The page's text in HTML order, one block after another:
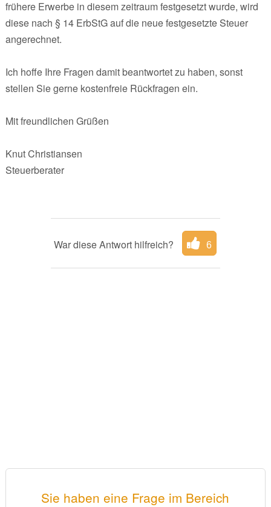
frühere Erwerbe in diesem zeitraum festgesetzt wurde, wird
diese nach § 14 ErbStG auf die neue festgesetzte Steuer
angerechnet.
Ich hoffe Ihre Fragen damit beantwortet zu haben, sonst
stellen Sie gerne kostenfreie Rückfragen ein.
Mit freundlichen Grüßen
Knut Christiansen
Steuerberater
War diese Antwort hilfreich? 6
Sie haben eine Frage im Bereich